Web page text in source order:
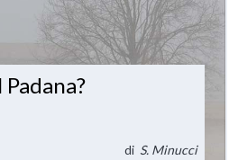
di S. Minucci